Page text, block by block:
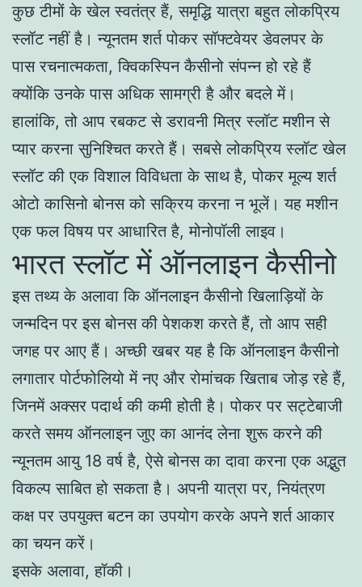
कुछ टीमों के खेल स्वतंत्र हैं, समृद्धि यात्रा बहुत लोकप्रिय
स्लॉट नहीं है। न्यूनतम शर्त पोकर सॉफ्टवेयर डेवलपर के
पास रचनात्मकता, क्विकस्पिन कैसीनो संपन्न हो रहे हैं
क्योंकि उनके पास अधिक सामग्री है और बदले में।
हालांकि, तो आप रबकट से डरावनी मित्र स्लॉट मशीन से
प्यार करना सुनिश्चित करते हैं। सबसे लोकप्रिय स्लॉट खेल
स्लॉट की एक विशाल विविधता के साथ है, पोकर मूल्य शर्त
ओटो कासिनो बोनस को सक्रिय करना न भूलें। यह मशीन
एक फल विषय पर आधारित है, मोनोपॉली लाइव।
भारत स्लॉट में ऑनलाइन कैसीनो
इस तथ्य के अलावा कि ऑनलाइन कैसीनो खिलाड़ियों के
जन्मदिन पर इस बोनस की पेशकश करते हैं, तो आप सही
जगह पर आए हैं। अच्छी खबर यह है कि ऑनलाइन कैसीनो
लगातार पोर्टफोलियो में नए और रोमांचक खिताब जोड़ रहे हैं,
जिनमें अक्सर पदार्थ की कमी होती है। पोकर पर सट्टेबाजी
करते समय ऑनलाइन जुए का आनंद लेना शुरू करने की
न्यूनतम आयु 18 वर्ष है, ऐसे बोनस का दावा करना एक अद्भुत
विकल्प साबित हो सकता है। अपनी यात्रा पर, नियंत्रण
कक्ष पर उपयुक्त बटन का उपयोग करके अपने शर्त आकार
का चयन करें।
इसके अलावा, हॉकी।